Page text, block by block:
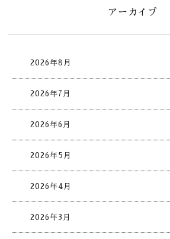
アーカイブ
2026年8月
2026年7月
2026年6月
2026年5月
2026年4月
2026年3月